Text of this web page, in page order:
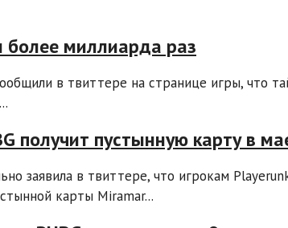
более миллиарда раз
в твиттере на странице игры, что
получит пустынную карту в
заявила в твиттере, что игрокам
карты Miramar...